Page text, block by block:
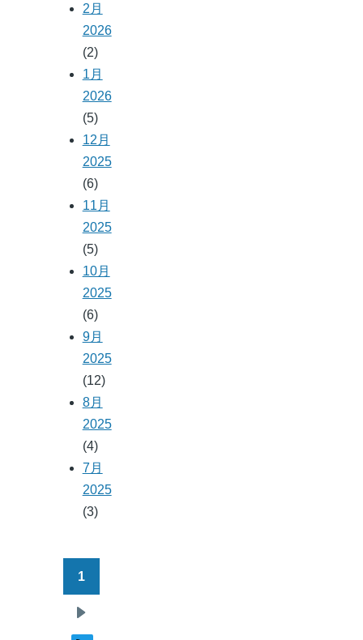
2月
2026
(2)
1月
2026
(5)
12月
2025
(6)
11月
2025
(5)
10月
2025
(6)
9月
2025
(12)
8月
2025
(4)
7月
2025
(3)
ー
1